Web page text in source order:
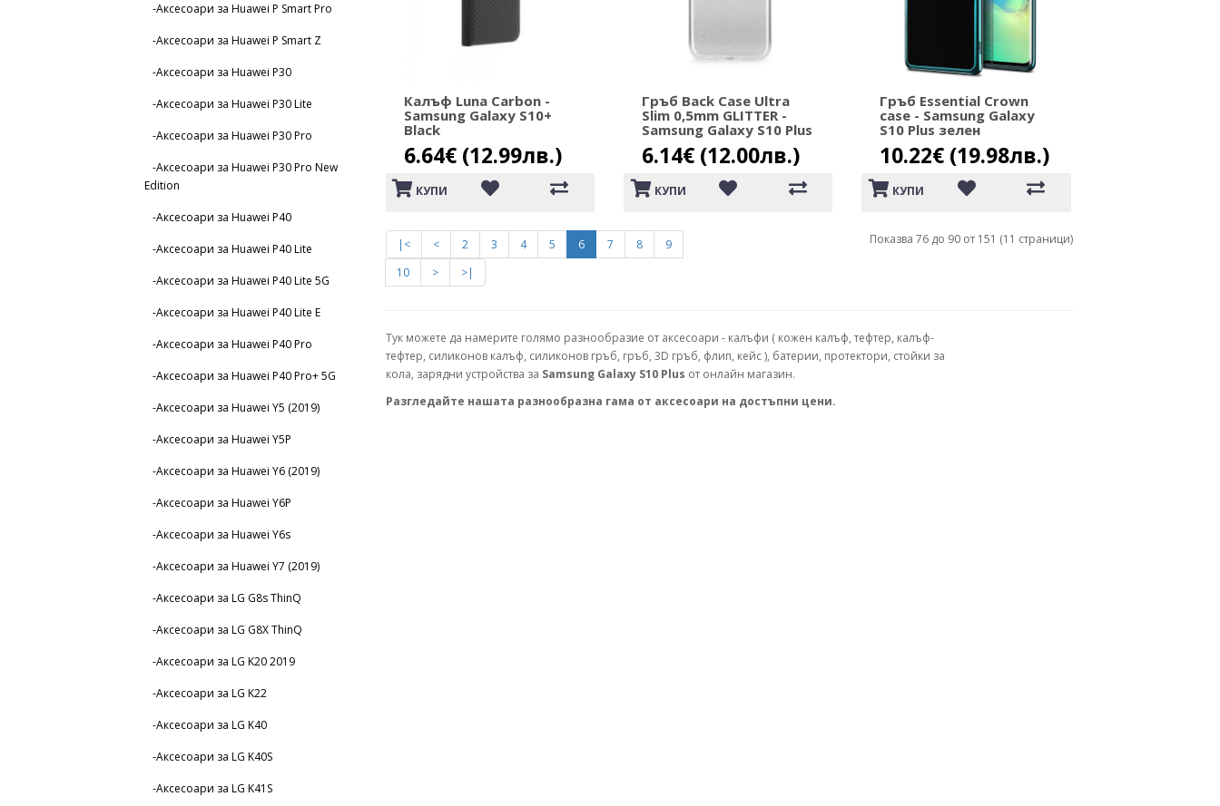
-Аксесоари за Huawei P Smart Pro
-Аксесоари за Huawei P Smart Z
-Аксесоари за Huawei P30
-Аксесоари за Huawei P30 Lite
-Аксесоари за Huawei P30 Pro
-Аксесоари за Huawei P30 Pro New
Edition
-Аксесоари за Huawei P40
-Аксесоари за Huawei P40 Lite
-Аксесоари за Huawei P40 Lite 5G
-Аксесоари за Huawei P40 Lite E
-Аксесоари за Huawei P40 Pro
-Аксесоари за Huawei P40 Pro+ 5G
-Аксесоари за Huawei Y5 (2019)
-Аксесоари за Huawei Y5P
-Аксесоари за Huawei Y6 (2019)
-Аксесоари за Huawei Y6P
-Аксесоари за Huawei Y6s
-Аксесоари за Huawei Y7 (2019)
-Аксесоари за LG G8s ThinQ
-Аксесоари за LG G8X ThinQ
-Аксесоари за LG K20 2019
-Аксесоари за LG K22
-Аксесоари за LG K40
-Аксесоари за LG K40S
-Аксесоари за LG K41S
Калъф Luna Carbon -
Samsung Galaxy S10+
Black
6.64€ (12.99лв.)
КУПИ
Гръб Back Case Ultra
Slim 0,5mm GLITTER -
Samsung Galaxy S10 Plus
6.14€ (12.00лв.)
КУПИ
Гръб Essential Crown
case - Samsung Galaxy
S10 Plus зелен
10.22€ (19.98лв.)
КУПИ
|< < 2 3 4 5 6 7 8
9
10
> >|
Показва 76 до 90 от 151 (11 страници)
Тук можете да намерите голямо разнообразие от аксесоари - калъфи ( кожен калъф, тефтер, калъф-
тефтер, силиконов калъф, силиконов гръб, гръб, 3D гръб, флип, кейс ), батерии, протектори, стойки за
кола, зарядни устройства за Samsung Galaxy S10 Plus от онлайн магазин.
Разгледайте нашата разнообразна гама от аксесоари на достъпни цени.